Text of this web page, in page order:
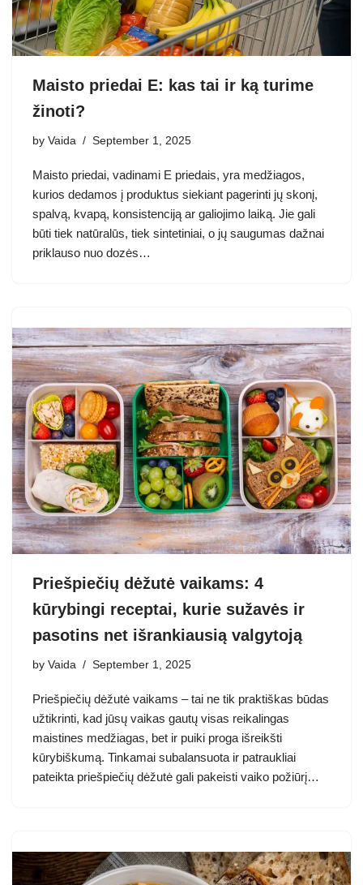
Maisto priedai E: kas tai ir ką turime
žinoti?
by Vaida September 1, 2025
Maisto priedai, vadinami E priedais, yra medžiagos,
kurios dedamos į produktus siekiant pagerinti jų skonį,
spalvą, kvapą, konsistenciją ar galiojimo laiką. Jie gali
būti tiek natūralūs, tiek sintetiniai, o jų saugumas dažnai
priklauso nuo dozės…
Priešpiečių dėžutė vaikams: 4
kūrybingi receptai, kurie sužavės ir
pasotins net išrankiausią valgytoją
by Vaida September 1, 2025
Priešpiečių dėžutė vaikams – tai ne tik praktiškas būdas
užtikrinti, kad jūsų vaikas gautų visas reikalingas
maistines medžiagas, bet ir puiki proga išreikšti
kūrybiškumą. Tinkamai subalansuota ir patraukliai
pateikta priešpiečių dėžutė gali pakeisti vaiko požiūrį…